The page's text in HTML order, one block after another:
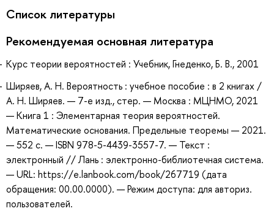
Список литературы
Рекомендуемая основная литература
Курс теории вероятностей : Учебник, Гнеденко, Б. В., 2001
Ширяев, А. Н. Вероятность : учебное пособие : в 2 книгах /
А. Н. Ширяев. — 7-е изд., стер. — Москва : МЦНМО, 2021
— Книга 1 : Элементарная теория вероятностей.
Математические основания. Предельные теоремы — 2021.
— 552 с. — ISBN 978-5-4439-3557-7. — Текст :
электронный // Лань : электронно-библиотечная система.
— URL: https://e.lanbook.com/book/267719 (дата
обращения: 00.00.0000). — Режим доступа: для авториз.
пользователей.